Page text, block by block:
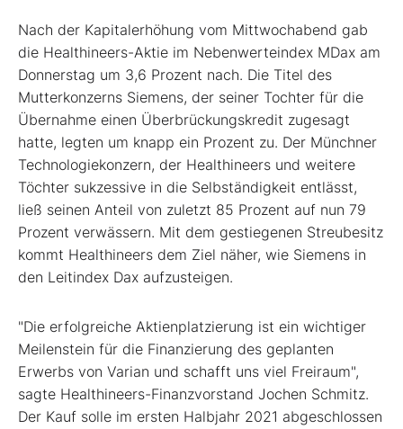
Nach der Kapitalerhöhung vom Mittwochabend gab
die Healthineers-Aktie im Nebenwerteindex MDax am
Donnerstag um 3,6 Prozent nach. Die Titel des
Mutterkonzerns Siemens, der seiner Tochter für die
Übernahme einen Überbrückungskredit zugesagt
hatte, legten um knapp ein Prozent zu. Der Münchner
Technologiekonzern, der Healthineers und weitere
Töchter sukzessive in die Selbständigkeit entlässt,
ließ seinen Anteil von zuletzt 85 Prozent auf nun 79
Prozent verwässern. Mit dem gestiegenen Streubesitz
kommt Healthineers dem Ziel näher, wie Siemens in
den Leitindex Dax aufzusteigen.
"Die erfolgreiche Aktienplatzierung ist ein wichtiger
Meilenstein für die Finanzierung des geplanten
Erwerbs von Varian und schafft uns viel Freiraum",
sagte Healthineers-Finanzvorstand Jochen Schmitz.
Der Kauf solle im ersten Halbjahr 2021 abgeschlossen